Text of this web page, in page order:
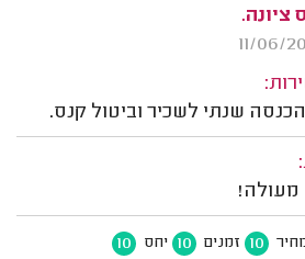
ציונה.
שנתי לשכיר וביטול קנס.
10 זמנים 10 יחס 10